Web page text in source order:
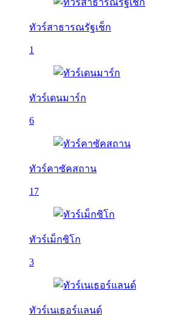
ทัวร์สาธารณรัฐเช็ก
1
ทัวร์เดนมาร์ก
6
ทัวร์คาซัคสถาน
17
ทัวร์เม็กซิโก
3
ทัวร์เนเธอร์แลนด์